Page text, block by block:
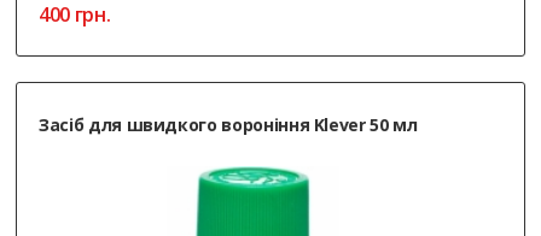
400грн.
Засіб для швидкого вороніння Klever 50 мл